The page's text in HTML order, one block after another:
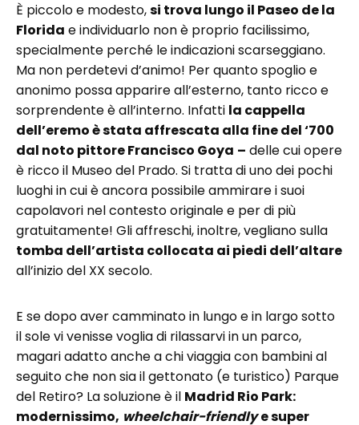
È piccolo e modesto,si trova lungo il Paseo de la
Florida e individuarlo non è proprio facilissimo,
specialmente perché le indicazioni scarseggiano.
Ma non perdetevi d’animo! Per quanto spoglio e
anonimo possa apparire all’esterno, tanto ricco e
sorprendente è all’interno. Infatti la cappella
dell’eremo è stata affrescata alla fine del ‘700
dal noto pittore Francisco Goya – delle cui opere
è ricco il Museo del Prado. Si tratta di uno dei pochi
luoghi in cui è ancora possibile ammirare i suoi
capolavori nel contesto originale e per di più
gratuitamente! Gli affreschi, inoltre, vegliano sulla
tomba dell’artista collocata ai piedi dell’altare
all’inizio del XX secolo.
E se dopo aver camminato in lungo e in largo sotto
il sole vi venisse voglia di rilassarvi in un parco,
magari adatto anche a chi viaggia con bambini al
seguito che non sia il gettonato (e turistico) Parque
del Retiro? La soluzione è il Madrid Rio Park:
modernissimo, wheelchair-friendly e super